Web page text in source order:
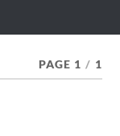
PAGE 1 / 1